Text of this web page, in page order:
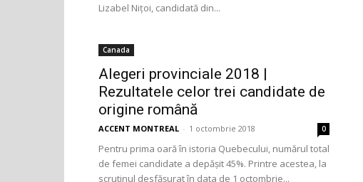
Lizabel Nițoi, candidată din...
Canada
Alegeri provinciale 2018 |
Rezultatele celor trei candidate de
origine română
ACCENT MONTREAL - 1 octombrie 2018 0
Pentru prima oară în istoria Quebecului, numărul total
de femei candidate a depășit 45%. Printre acestea, la
scrutinul desfășurat în data de 1 octombrie...